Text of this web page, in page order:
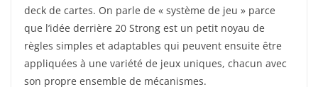
deck de cartes. On parle de « système de jeu » parce
que l’idée derrière 20 Strong est un petit noyau de
règles simples et adaptables qui peuvent ensuite être
appliquées à une variété de jeux uniques, chacun avec
son propre ensemble de mécanismes.